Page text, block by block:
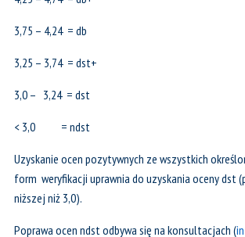
3,75 – 4,24 = db
3,25 – 3,74 = dst+
3,0 – 3,24 = dst
< 3,0 = ndst
Uzyskanie ocen pozytywnych ze wszystkich
form weryfikacji uprawnia do uzyskania oceny dst
niższej niż 3,0).
Poprawa ocen ndst odbywa się na konsultacjach (